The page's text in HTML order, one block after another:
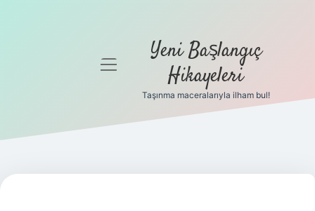
Gizlilik
menüyü
Yeni Başlangıç
Hikayeleri
Taşınma maceralarıyla ilham bul!